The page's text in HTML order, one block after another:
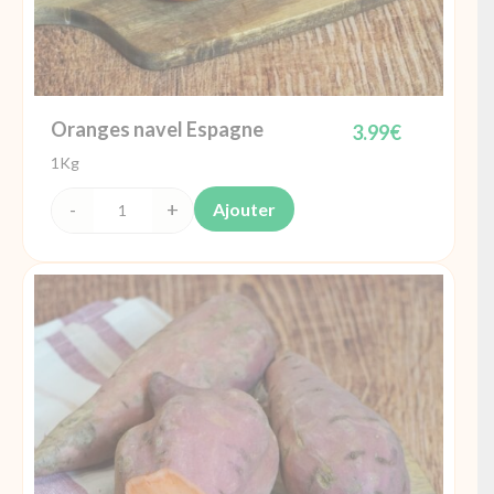
Oranges navel Espagne 3.99€
1Kg
quantité
navel
Espagne
Ajouter